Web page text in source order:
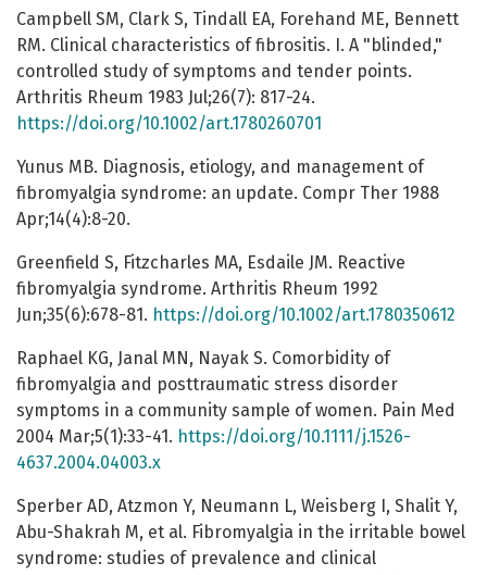
Campbell SM, Clark S, Tindall EA, Forehand ME, Bennett
RM. Clinical characteristics of fibrositis. I. A "blinded,"
controlled study of symptoms and tender points.
Arthritis Rheum 1983 Jul;26(7): 817-24.
https://doi.org/10.1002/art.1780260701
Yunus MB. Diagnosis, etiology, and management of
fibromyalgia syndrome: an update. Compr Ther 1988
Apr;14(4):8-20.
Greenfield S, Fitzcharles MA, Esdaile JM. Reactive
fibromyalgia syndrome. Arthritis Rheum 1992
Jun;35(6):678-81. https://doi.org/10.1002/art.1780350612
Raphael KG, Janal MN, Nayak S. Comorbidity of
fibromyalgia and posttraumatic stress disorder
symptoms in a community sample of women. Pain Med
2004 Mar;5(1):33-41. https://doi.org/10.1111/j.1526-
4637.2004.04003.x
Sperber AD, Atzmon Y, Neumann L, Weisberg I, Shalit Y,
Abu-Shakrah M, et al. Fibromyalgia in the irritable bowel
syndrome: studies of prevalence and clinical